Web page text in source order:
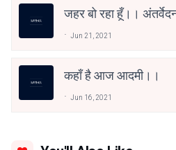
जहर बो रहा हूँ।।
Jun 21, 2021
कहाँ है आज आदमी।।
Jun 16, 2021